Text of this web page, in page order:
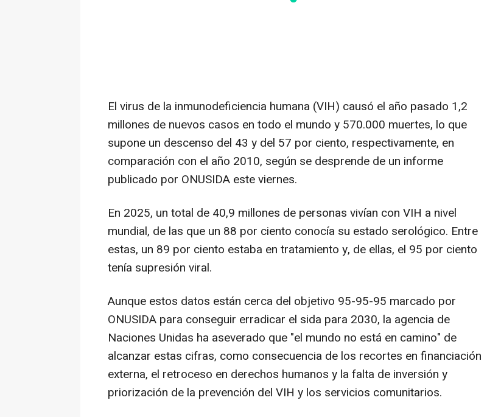
El virus de la inmunodeficiencia humana (VIH) causó el año pasado 1,2
millones de nuevos casos en todo el mundo y 570.000 muertes, lo que
supone un descenso del 43 y del 57 por ciento, respectivamente, en
comparación con el año 2010, según se desprende de un informe
publicado por ONUSIDA este viernes.
En 2025, un total de 40,9 millones de personas vivían con VIH a nivel
mundial, de las que un 88 por ciento conocía su estado serológico. Entre
estas, un 89 por ciento estaba en tratamiento y, de ellas, el 95 por ciento
tenía supresión viral.
Aunque estos datos están cerca del objetivo 95-95-95 marcado por
ONUSIDA para conseguir erradicar el sida para 2030, la agencia de
Naciones Unidas ha aseverado que "el mundo no está en camino" de
alcanzar estas cifras, como consecuencia de los recortes en financiación
externa, el retroceso en derechos humanos y la falta de inversión y
priorización de la prevención del VIH y los servicios comunitarios.